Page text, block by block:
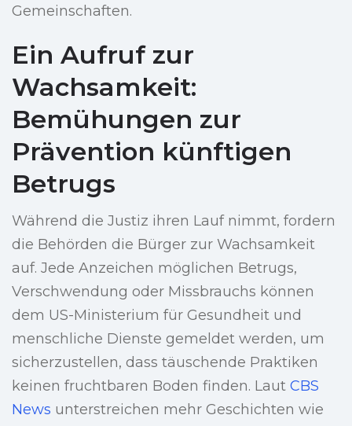
Gemeinschaften.
Ein Aufruf zur
Wachsamkeit:
Bemühungen zur
Prävention künftigen
Betrugs
Während die Justiz ihren Lauf nimmt, fordern
die Behörden die Bürger zur Wachsamkeit
auf. Jede Anzeichen möglichen Betrugs,
Verschwendung oder Missbrauchs können
dem US-Ministerium für Gesundheit und
menschliche Dienste gemeldet werden, um
sicherzustellen, dass täuschende Praktiken
keinen fruchtbaren Boden finden. Laut CBS
News unterstreichen mehr Geschichten wie